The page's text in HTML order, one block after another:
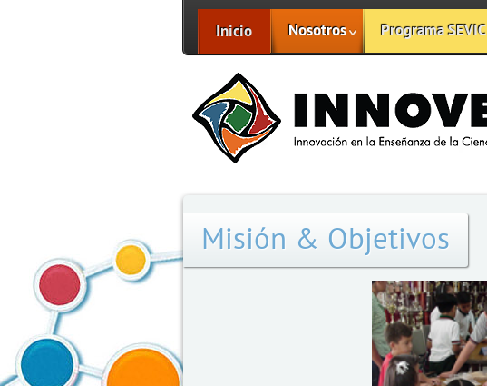
Inicio Nosotros Programa SEVIC
Misión & Objetivos